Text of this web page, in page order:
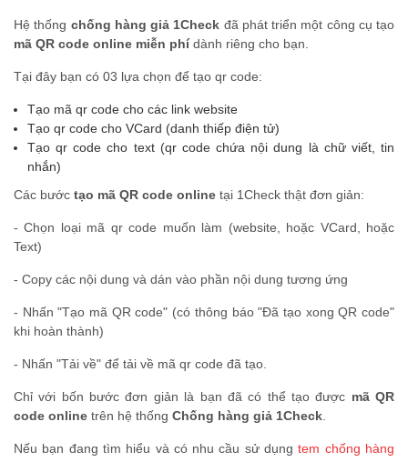
Hệ thống chống hàng giả 1Check đã phát triển một công cụ tạo
mã QR code online miễn phídành riêng cho bạn.
Tại đây bạn có 03 lựa chọn để tạo qr code:
Tạo mã qr code cho các link website
Tạo qr code cho VCard (danh thiếp điện tử)
Tạo qr code cho text (qr code chứa nội dung là chữ viết, tin
nhắn)
Các bước tạo mã QR code online tại 1Check thật đơn giản:
- Chọn loại mã qr code muốn làm (website, hoặc VCard, hoặc
Text)
- Copy các nội dung và dán vào phần nội dung tương ứng
- Nhấn "Tạo mã QR code" (có thông báo "Đã tạo xong QR code"
khi hoàn thành)
- Nhấn "Tải về" để tải về mã qr code đã tạo.
Chỉ với bốn bước đơn giản là bạn đã có thể tạo được mã QR
code online trên hệ thống Chống hàng giả 1Check
Nếu bạn đang tìm hiểu và có nhu cầu sử dụngtem chống hàng